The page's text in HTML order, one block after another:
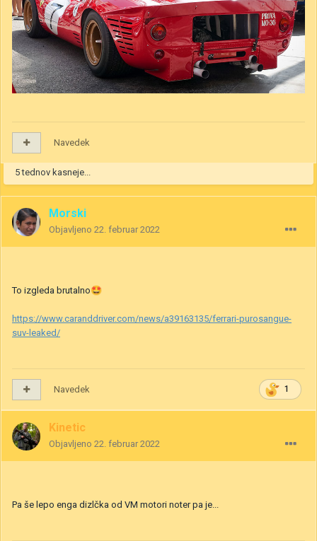
Navedek
5 tednov kasneje...
Morski
Objavljeno 22. februar 2022
To izgleda brutalno🤩
https://www.caranddriver.com/news/a39163135/ferrari-purosangue-
suv-leaked/
1
Navedek
Kinetic
Objavljeno 22. februar 2022
Pa še lepo enga dizlčka od VM motori noter pa je...